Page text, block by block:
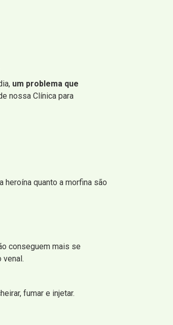
um problema que
nossa Clínica para
quanto a morfina são
conseguem mais se
venal.
fumar e injetar.